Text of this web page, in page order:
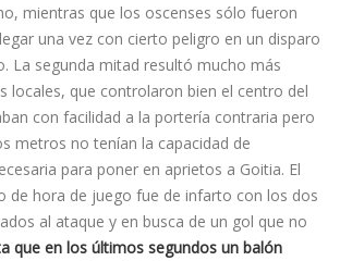
mientras que los oscenses sólo fueron
una vez con cierto peligro en un disparo
La segunda mitad resultó mucho más
locales, que controlaron bien el centro del
con facilidad a la porterí­a contraria pero
metros no tení­an la capacidad de
para poner en aprietos a Goitia. El
de hora de juego fue de infarto con los dos
al ataque y en busca de un gol que no
que en los últimos segundos un balón